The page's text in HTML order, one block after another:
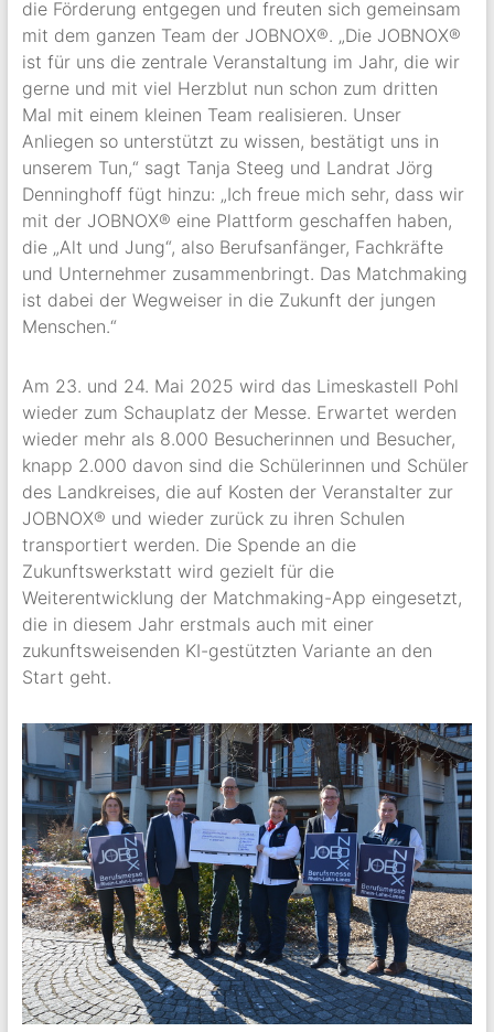
die Förderung entgegen und freuten sich gemeinsam
mit dem ganzen Team der JOBNOX®. „Die JOBNOX®
ist für uns die zentrale Veranstaltung im Jahr, die wir
gerne und mit viel Herzblut nun schon zum dritten
Mal mit einem kleinen Team realisieren. Unser
Anliegen so unterstützt zu wissen, bestätigt uns in
unserem Tun,“ sagt Tanja Steeg und Landrat Jörg
Denninghoff fügt hinzu: „Ich freue mich sehr, dass wir
mit der JOBNOX® eine Plattform geschaffen haben,
die „Alt und Jung“, also Berufsanfänger, Fachkräfte
und Unternehmer zusammenbringt. Das Matchmaking
ist dabei der Wegweiser in die Zukunft der jungen
Menschen.“
Am 23. und 24. Mai 2025 wird das Limeskastell Pohl
wieder zum Schauplatz der Messe. Erwartet werden
wieder mehr als 8.000 Besucherinnen und Besucher,
knapp 2.000 davon sind die Schülerinnen und Schüler
des Landkreises, die auf Kosten der Veranstalter zur
JOBNOX® und wieder zurück zu ihren Schulen
transportiert werden. Die Spende an die
Zukunftswerkstatt wird gezielt für die
Weiterentwicklung der Matchmaking-App eingesetzt,
die in diesem Jahr erstmals auch mit einer
zukunftsweisenden KI-gestützten Variante an den
Start geht.